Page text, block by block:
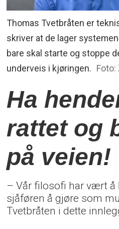
Thomas Tvetbråten er
skriver at de lager
bare skal starte og stoppe
underveis i kjøringen. Foto:
Ha
rattet og
på veien!
– Vår filosofi har vært å
sjåføren å gjøre som
Tvetbråten i dette